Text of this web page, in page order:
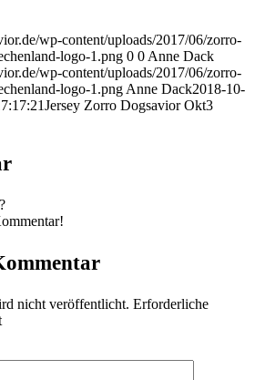
wp-content/uploads/2017/06/zorro-
logo-1.png 0 0 Anne Dack
wp-content/uploads/2017/06/zorro-
logo-1.png Anne Dack2018-10-
Jersey Zorro Dogsavior Okt3
nicht veröffentlicht. Erforderliche